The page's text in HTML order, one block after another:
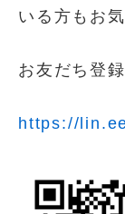
いる方もお
お友だち登
https://